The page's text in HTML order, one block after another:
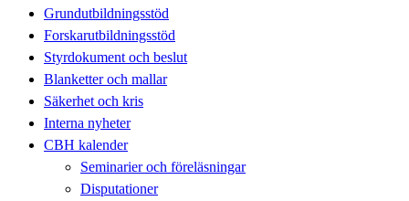
Grundutbildningsstöd
Forskarutbildningsstöd
Styrdokument och beslut
Blanketter och mallar
Säkerhet och kris
Interna nyheter
CBH kalender
Seminarier och föreläsningar
Disputationer